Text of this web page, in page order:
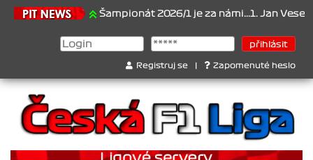
Šampionát 2026/1 je za námi...1. Jan Veselý , 2. Jan
Registruj se Zapomenuté heslo